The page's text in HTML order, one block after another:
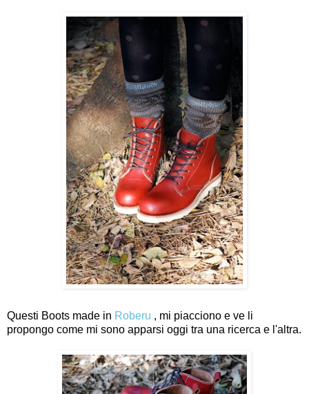
Questi Boots made in Roberu , mi piacciono e ve li
propongo come mi sono apparsi oggi tra una ricerca e l'altra.